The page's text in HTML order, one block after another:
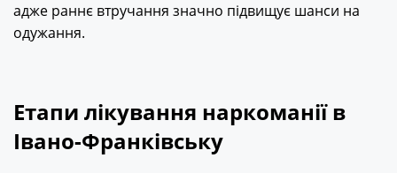
адже раннє втручання значно підвищує шанси на
одужання.
Етапи лікування наркоманії в
Івано-Франківську